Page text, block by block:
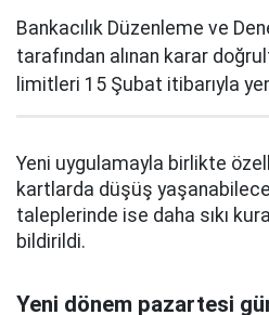
Bankacılık Düzenleme ve
tarafından alınan karar
limitleri 15 Şubat itibarıyla
Yeni uygulamayla birlikte
kartlarda düşüş
taleplerinde ise daha sıkı
bildirildi.
Yeni dönem pazartesi